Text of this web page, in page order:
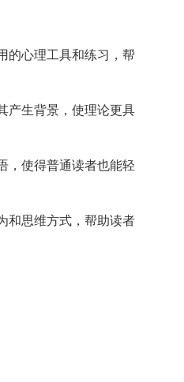
的心理工具和练习，帮
产生背景，使理论更具
，使得普通读者也能轻
和思维方式，帮助读者